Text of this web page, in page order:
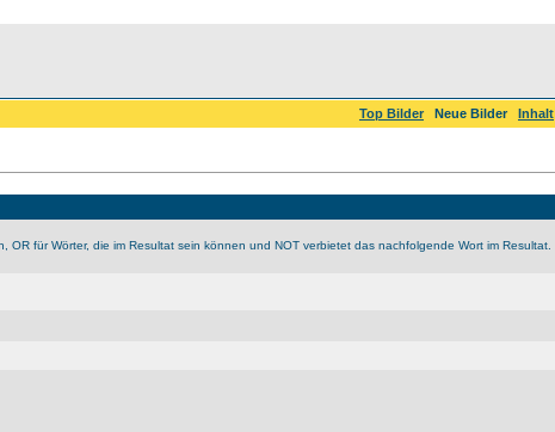
Top Bilder Neue Bilder Inhalt
für Wörter, die im Resultat sein können und NOT verbietet das nachfolgende Wort im Resultat.